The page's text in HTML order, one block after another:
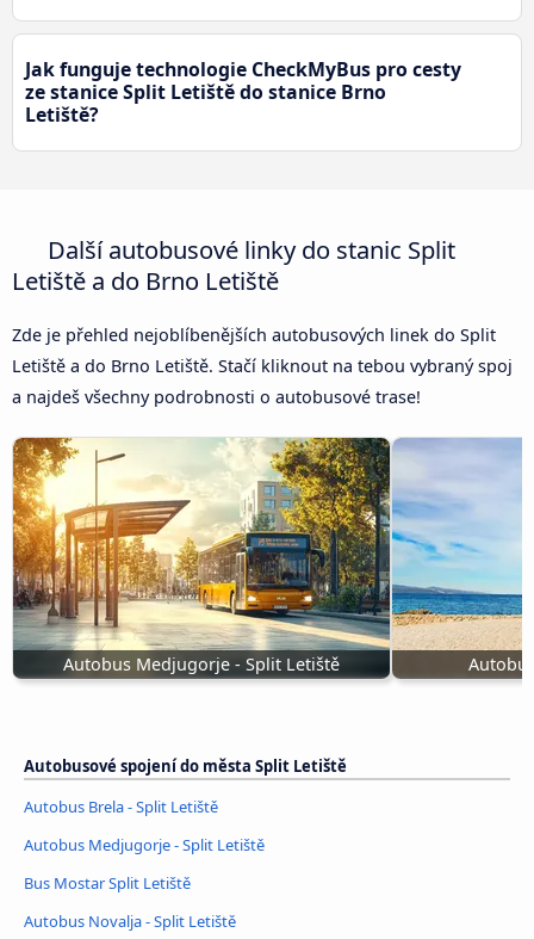
Jak funguje technologie CheckMyBus pro cesty
ze stanice Split Letiště do stanice Brno
Letiště?
Další autobusové linky do stanic Split
Letiště a do Brno Letiště
Zde je přehled nejoblíbenějších autobusových linek do Split
Letiště a do Brno Letiště. Stačí kliknout na tebou vybraný spoj
a najdeš všechny podrobnosti o autobusové trase!
Autobus Medjugorje - Split Letiště
Autobusové spojení do města Split Letiště
Autobus Brela - Split Letiště
Autobus Medjugorje - Split Letiště
Bus Mostar Split Letiště
Autobus Novalja - Split Letiště